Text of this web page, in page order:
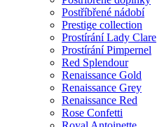
Postříbřené nádobí
Prestige collection
Prostírání Lady Clare
Prostírání Pimpernel
Red Splendour
Renaissance Gold
Renaissance Grey
Renaissance Red
Rose Confetti